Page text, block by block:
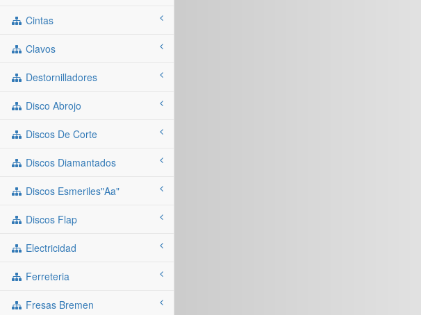
Cintas
Clavos
Destornilladores
Disco Abrojo
Discos De Corte
Discos Diamantados
Discos Esmeriles"aa"
Discos Flap
Electricidad
Ferreteria
Fresas Bremen